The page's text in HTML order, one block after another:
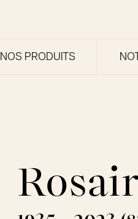
NOS PRODUITS